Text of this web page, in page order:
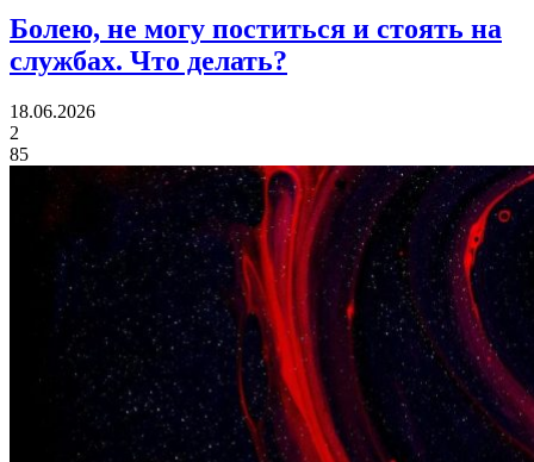
Болею, не могу поститься и стоять на
службах. Что делать?
18.06.2026
2
85